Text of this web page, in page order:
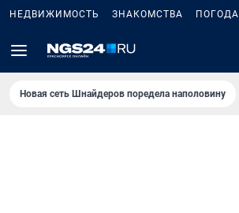
НЕДВИЖИМОСТЬ ЗНАКОМСТВА ПОГОДА
Новая сеть Шнайдеров поредела наполовину